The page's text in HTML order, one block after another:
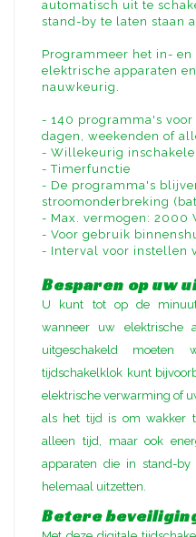
automatisch uit te
stand-by te laten staan
Programmeer het in-
elektrische apparaten
nauwkeurig.
- 140 programma's voor
dagen, weekenden of
- Willekeurig
- Timerfunctie
- De programma's
stroomonderbreking
- Max. vermogen: 2000
- Voor gebruik
- Interval voor instellen
Besparen op uw
U kunt tot op de minuut
wanneer uw elektrische
uitgeschakeld moeten
tijdschakelklok kunt
elektrische verwarming of
als het tijd is om wakker
alleen tijd, maar ook
apparaten die in stand-
helemaal uitzetten.
Betere